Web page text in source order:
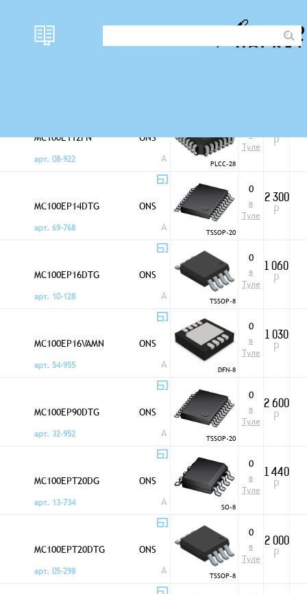
MC100E112FN
ONS
арт. 08-922
A PLCC-28
в
Туле
Р
MC100EP14DTG
ONS
арт. 69-768
A TSSOP-20
0
в
Туле
2 300
Р
MC100EP16DTG
ONS
арт. 10-128
A TSSOP-8
0
в
Туле
1 060
Р
MC100EP16VAMN
ONS
арт. 54-955
A DFN-8
0
в
Туле
1 030
Р
MC100EP90DTG
ONS
арт. 32-952
A TSSOP-20
0
в
Туле
2 600
Р
MC100EPT20DG
ONS
арт. 13-734
A SO-8
0
в
Туле
1 440
Р
MC100EPT20DTG
ONS
арт. 05-298
A TSSOP-8
0
в
Туле
2 000
Р